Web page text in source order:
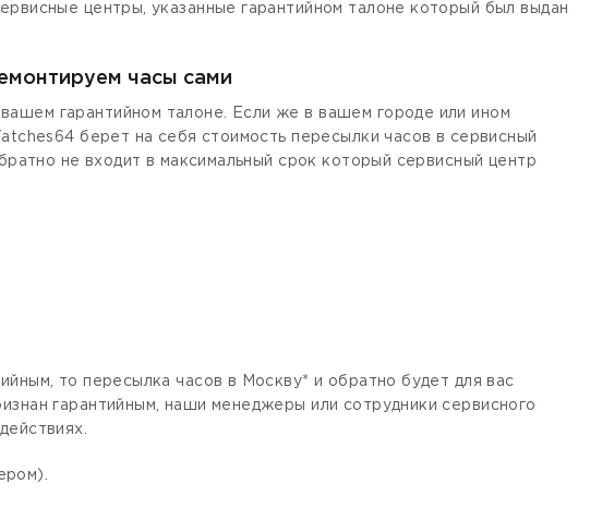
центры, указанные гарантийном талоне который был выдан
часы сами
гарантийном талоне. Если же в вашем городе или ином
берет на себя стоимость пересылки часов в сервисный
не входит в максимальный срок который сервисный центр
то пересылка часов в Москву* и обратно будет для вас
гарантийным, наши менеджеры или сотрудники сервисного